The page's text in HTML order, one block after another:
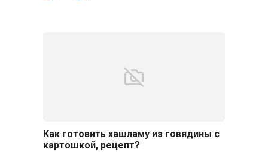
Как готовить хашламу из говядины с
картошкой, рецепт?